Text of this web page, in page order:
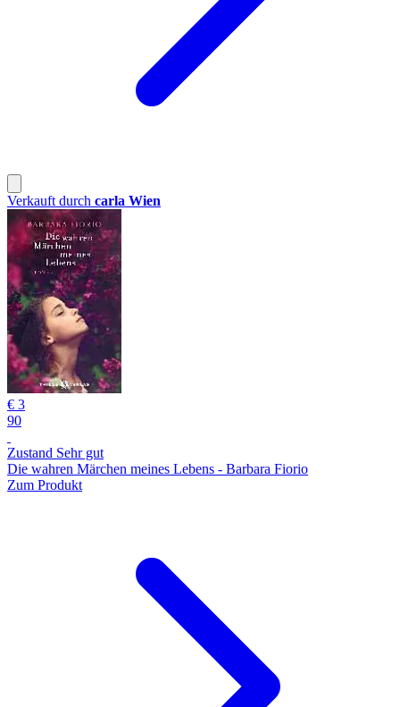
Verkauft durch carla Wien
€ 3
90
Zustand Sehr gut
Die wahren Märchen meines Lebens - Barbara Fiorio
Zum Produkt